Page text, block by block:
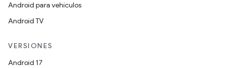
Android para vehículos
Android TV
VERSIONES
Android 17